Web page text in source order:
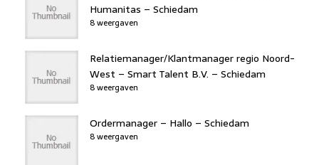
Humanitas – Schiedam
8 weergaven
Relatiemanager/Klantmanager regio Noord-
West – Smart Talent B.V. – Schiedam
8 weergaven
Ordermanager – Hallo – Schiedam
8 weergaven